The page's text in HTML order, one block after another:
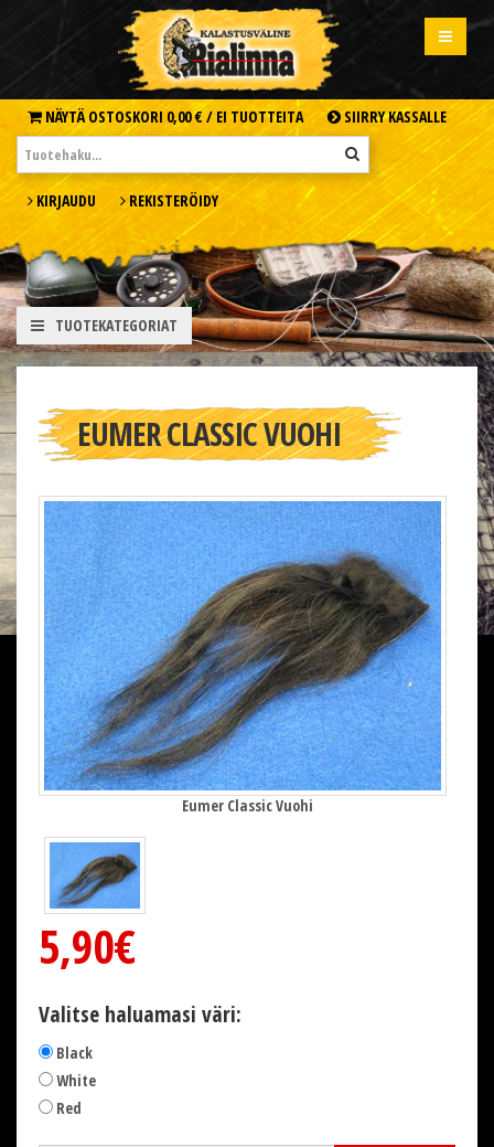
NÄYTÄ OSTOSKORI 0,00 € / EI TUOTTEITA SIIRRY KASSALLE
KIRJAUDU REKISTERÖIDY
TUOTEKATEGORIAT
EUMER CLASSIC VUOHI
Eumer Classic Vuohi
5,90€
Valitse haluamasi väri:
Black
White
Red